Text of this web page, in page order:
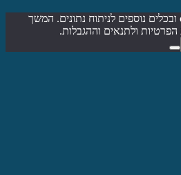
אנו משתמשים בקבצי cookies ובכלים נוספים לניתוח נתונים. המשך
ולתנאים וההגבלות.